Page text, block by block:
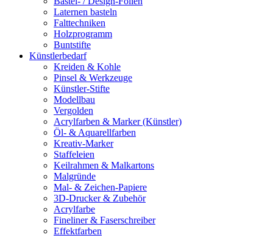
Laternen basteln
Falttechniken
Holzprogramm
Buntstifte
Künstlerbedarf
Kreiden & Kohle
Pinsel & Werkzeuge
Künstler-Stifte
Modellbau
Vergolden
Acrylfarben & Marker (Künstler)
Öl- & Aquarellfarben
Kreativ-Marker
Staffeleien
Keilrahmen & Malkartons
Malgründe
Mal- & Zeichen-Papiere
3D-Drucker & Zubehör
Acrylfarbe
Fineliner & Faserschreiber
Effektfarben